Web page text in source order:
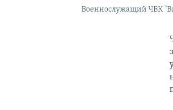
Военнослужащий ЧВК